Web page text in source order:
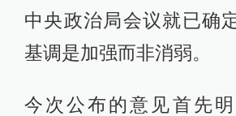
中央政治局会议就已确
基调是加强而非消弱。
今次公布的意见首先